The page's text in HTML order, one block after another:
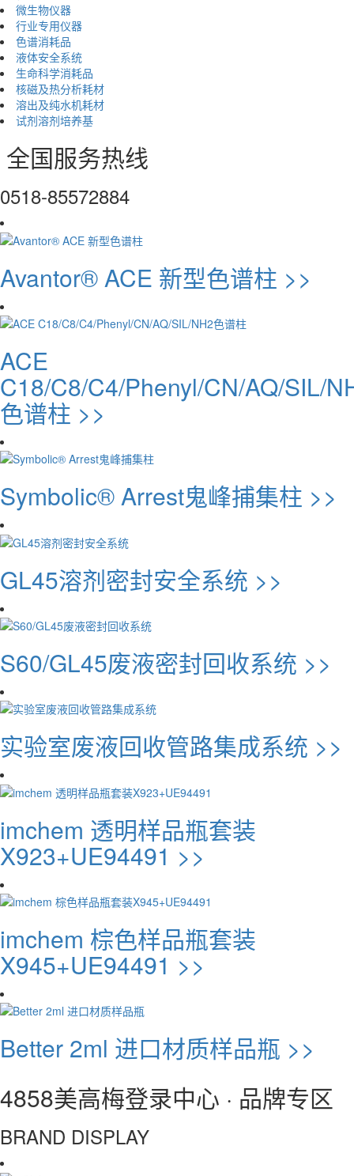
微生物仪器
行业专用仪器
色谱消耗品
液体安全系统
生命科学消耗品
核磁及热分析耗材
溶出及纯水机耗材
试剂溶剂培养基
全国服务热线
0518-85572884
Avantor® ACE 新型色谱柱 >>
ACE
C18/C8/C4/Phenyl/CN/AQ/SIL/
色谱柱 >>
Symbolic® Arrest鬼峰捕集柱 >>
GL45溶剂密封安全系统 >>
S60/GL45废液密封回收系统 >>
实验室废液回收管路集成系统 >>
imchem 透明样品瓶套装
X923+UE94491 >>
imchem 棕色样品瓶套装
X945+UE94491 >>
Better 2ml 进口材质样品瓶 >>
4858美高梅登录中心 · 品牌专区
BRAND DISPLAY